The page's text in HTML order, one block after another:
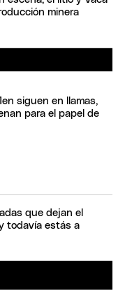
minera
siguen en llamas,
para el papel de
que dejan el
todavía estás a